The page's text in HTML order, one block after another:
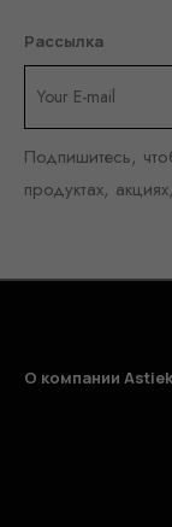
Рассылка
Подпишитесь,
продуктах,
О компании